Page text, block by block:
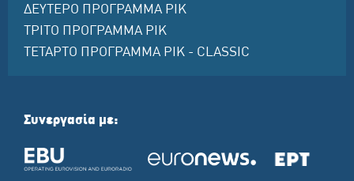
ΔΕΥΤΕΡΟ ΠΡΟΓΡΑΜΜΑ ΡΙΚ
ΤΡΙΤΟ ΠΡΟΓΡΑΜΜΑ ΡΙΚ
ΤΕΤΑΡΤΟ ΠΡΟΓΡΑΜΜΑ ΡΙΚ - CLASSIC
Συνεργασία με: